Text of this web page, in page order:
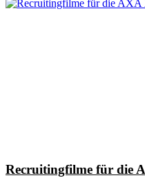
Recruitingfilme für die